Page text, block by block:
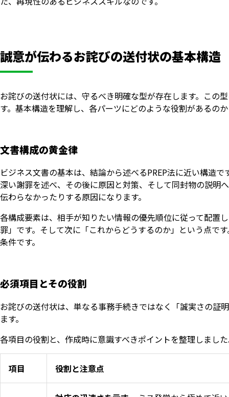
誠意が伝わるお詫びの送付状の基本構造
お詫びの送付状には、守るべき明確な型が存在します。この
す。基本構造を理解し、各パーツにどのような役割があるの
文書構成の黄金律
ビジネス文書の基本は、結論から述べるPREP法に近い構造
深い謝罪を述べ、その後に原因と対策、そして同封物の説明
伝わらなかったりする原因になります。
各構成要素は、相手が知りたい情報の優先順位に従って配置
罪」です。そして次に「これからどうするのか」という点で
条件です。
必須項目とその役割
お詫びの送付状は、単なる事務手続きではなく「誠実さの証
ます。
各項目の役割と、作成時に意識すべきポイントを整理しまし
項目 役割と注意点